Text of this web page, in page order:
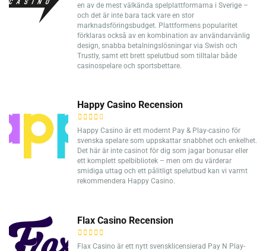
en av de mest välkända spelplattformarna i Sverige –
och det är inte bara tack vare en stor
marknadsföringsbudget. Plattformens popularitet
förklaras också av en kombination av användarvänlig
design, snabba betalningslösningar via Swish och
Trustly, samt ett brett spelutbud som tilltalar både
casinospelare och sportsbettare.
Happy Casino Recension
Happy Casino är ett modernt Pay & Play-casino för
svenska spelare som uppskattar snabbhet och enkelhet.
Det här är inte casinot för dig som jagar bonusar eller
ett komplett spelbibliotek – men om du värderar
smidiga uttag och ett pålitligt spelutbud kan vi varmt
rekommendera Happy Casino.
Flax Casino Recension
Flax Casino är ett nytt svensklicensierad Pay N Play-